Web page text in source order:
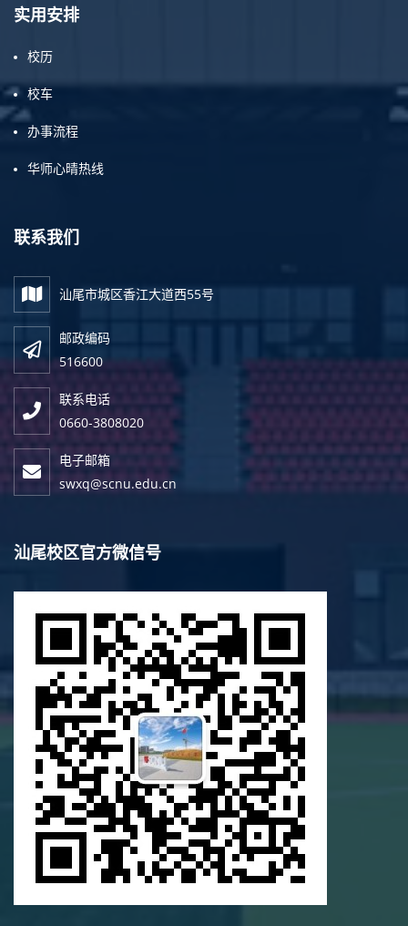
实用安排
校历
校车
办事流程
华师心晴热线
联系我们
汕尾市城区香江大道西55号
邮政编码
516600
联系电话
0660-3808020
电子邮箱
swxq@scnu.edu.cn
汕尾校区官方微信号